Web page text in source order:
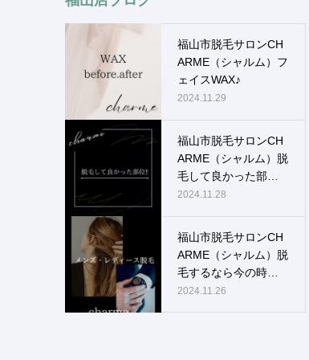
福山市脱毛サロンCH
ARME（シャルム）フ
ェイスWAX♪
2024.11.29
福山市脱毛サロンCH
ARME（シャルム）脱
毛して良かった部
位！！
2024.11.28
福山市脱毛サロンCH
ARME（シャルム）脱
毛するなら今の時
期！！
2024.11.26